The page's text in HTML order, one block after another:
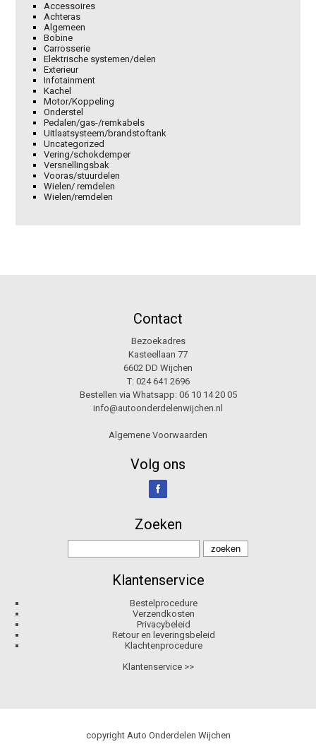
Accessoires
Achteras
Algemeen
Bobine
Carrosserie
Elektrische systemen/delen
Exterieur
Infotainment
Kachel
Motor/Koppeling
Onderstel
Pedalen/gas-/remkabels
Uitlaatsysteem/brandstoftank
Uncategorized
Vering/schokdemper
Versnellingsbak
Vooras/stuurdelen
Wielen/ remdelen
Wielen/remdelen
Contact
Bezoekadres
Kasteellaan 77
6602 DD Wijchen
T: 024 641 2696
Bestellen via Whatsapp: 06 10 14 20 05
info@autoonderdelenwijchen.nl
Algemene Voorwaarden
Volg ons
Zoeken
Klantenservice
Bestelprocedure
Verzendkosten
Privacybeleid
Retour en leveringsbeleid
Klachtenprocedure
Klantenservice >>
copyright Auto Onderdelen Wijchen